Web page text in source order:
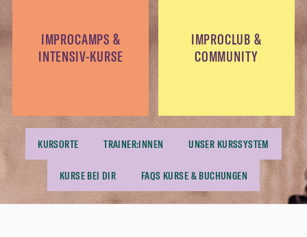
IMPROCAMPS &
INTENSIV-KURSE
IMPROCLUB &
COMMUNITY
KURSORTE TRAINER:INNEN UNSER KURSSYSTEM
KURSE BEI DIR FAQS KURSE & BUCHUNGEN